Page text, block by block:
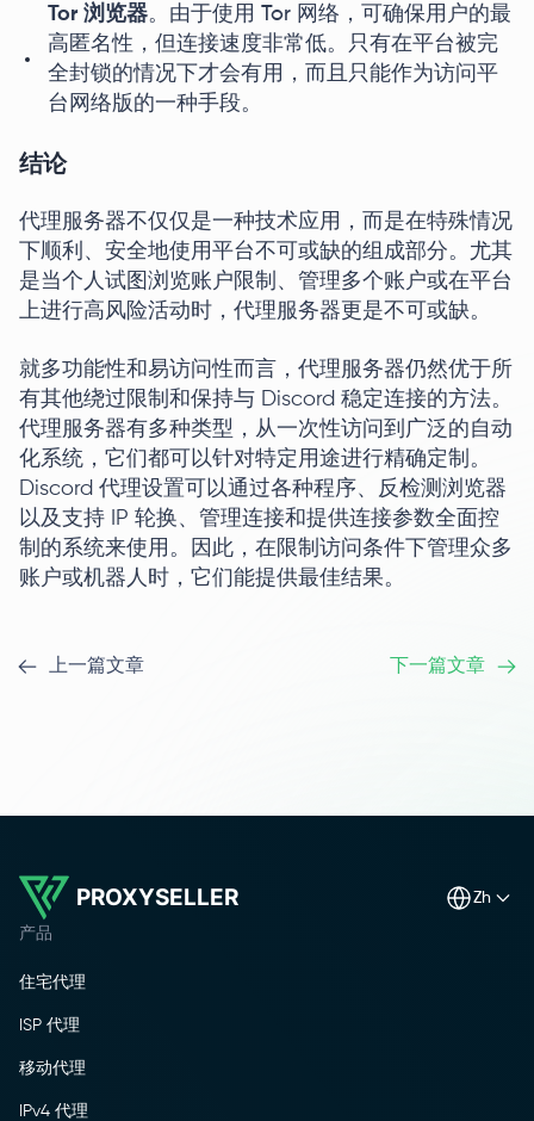
Tor 浏览器。由于使用 Tor 网络，可确保用户的最
高匿名性，但连接速度非常低。只有在平台被完
全封锁的情况下才会有用，而且只能作为访问平
台网络版的一种手段。
结论
代理服务器不仅仅是一种技术应用，而是在特殊情况
下顺利、安全地使用平台不可或缺的组成部分。尤其
是当个人试图浏览账户限制、管理多个账户或在平台
上进行高风险活动时，代理服务器更是不可或缺。
就多功能性和易访问性而言，代理服务器仍然优于所
有其他绕过限制和保持与 Discord 稳定连接的方法。
代理服务器有多种类型，从一次性访问到广泛的自动
化系统，它们都可以针对特定用途进行精确定制。
Discord 代理设置可以通过各种程序、反检测浏览器
以及支持 IP 轮换、管理连接和提供连接参数全面控
制的系统来使用。因此，在限制访问条件下管理众多
账户或机器人时，它们能提供最佳结果。
上一篇文章 下一篇文章
PROXYSELLER zh
产品
住宅代理
ISP 代理
移动代理
IPv4 代理